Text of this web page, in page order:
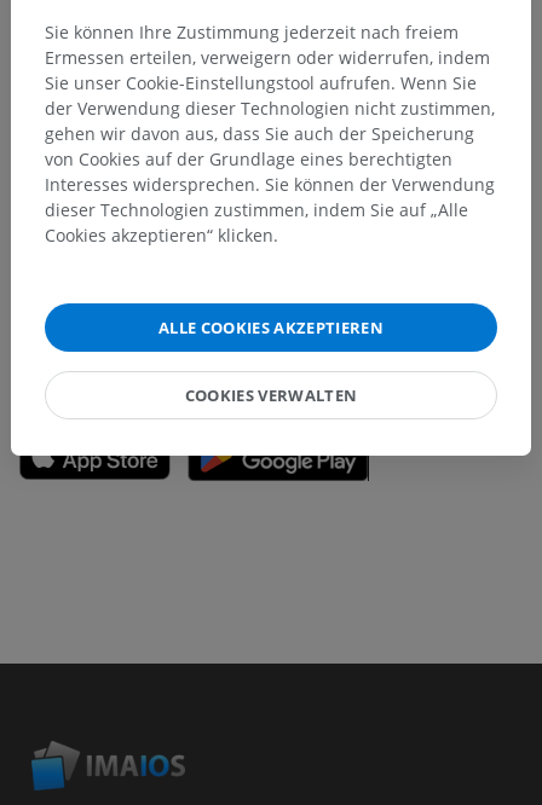
Übersetzungen
Sie haben einen Fehler gefunden?
Sie können gerne eine Berichtigung, Übersetzung oder
inhaltliche Verbesserung vorschlagen.
HOLE SIE SICH DIE APP
Sie können Ihre Zustimmung jederzeit nach freiem
Ermessen erteilen, verweigern oder widerrufen, indem
Sie unser Cookie-Einstellungstool aufrufen. Wenn Sie
der Verwendung dieser Technologien nicht zustimmen,
gehen wir davon aus, dass Sie auch der Speicherung
von Cookies auf der Grundlage eines berechtigten
Interesses widersprechen. Sie können der Verwendung
dieser Technologien zustimmen, indem Sie auf „Alle
Cookies akzeptieren“ klicken.
ALLE COOKIES AKZEPTIEREN
COOKIES VERWALTEN